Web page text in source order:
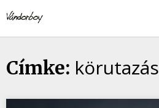
to
content
Címke: körutazás